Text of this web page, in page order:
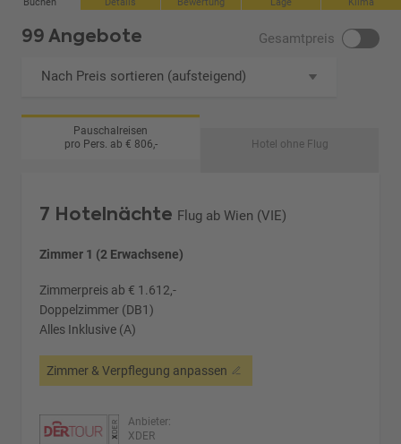
99 Angebote Gesamtpreis
Nach Preis sortieren (aufsteigend)
Pauschalreisen
pro Pers. ab € 806,-
Hotel ohne Flug
7 Hotelnächte Flug ab Wien (VIE)
Zimmer 1 (2 Erwachsene)
Zimmerpreis ab € 1.612,-
Doppelzimmer (DB1)
Alles Inklusive (A)
Zimmer & Verpflegung anpassen
Anbieter:
XDER